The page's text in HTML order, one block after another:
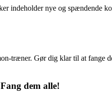
indeholder nye og spændende
træner. Gør dig klar til at fange
dem alle!